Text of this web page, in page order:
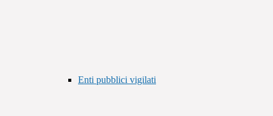
Enti pubblici vigilati